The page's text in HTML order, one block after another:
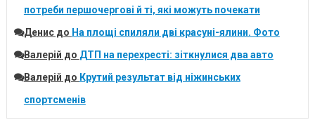
потреби першочергові й ті, які можуть почекати
Денисдо На площі спиляли дві красуні-ялини. Фото
Валерій до ДТП на перехресті: зіткнулися два авто
Валерій до Крутий результат від ніжинських
спортсменів